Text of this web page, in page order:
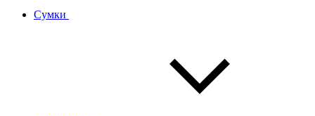
Сумки